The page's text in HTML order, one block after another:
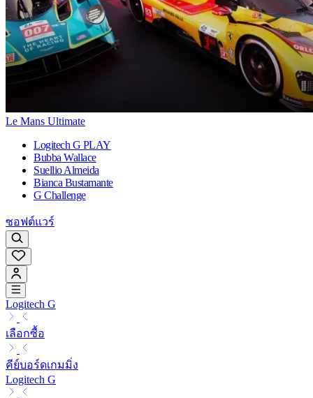
Le Mans Ultimate
Logitech G PLAY
Bubba Wallace
Suellio Almeida
Bianca Bustamante
G Challenge
ซอฟต์แวร์
Logitech G
เลือกซื้อ
คีย์บอร์ดเกมมิ่ง
Logitech G